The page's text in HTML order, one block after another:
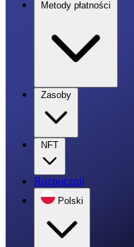
Metody płatności
Zasoby
NFT
Rozpocznij
Polski